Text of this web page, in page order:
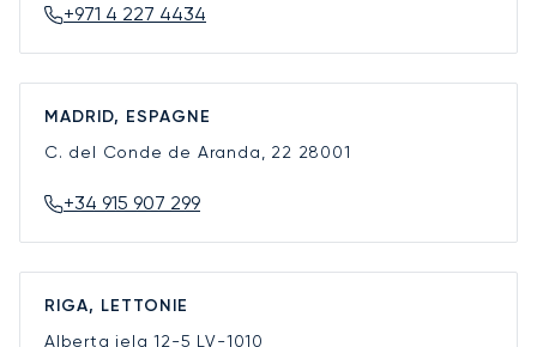
+971 4 227 4434
MADRID, ESPAGNE
C. del Conde de Aranda, 22 28001
+34 915 907 299
RIGA, LETTONIE
Alberta iela 12-5 LV-1010